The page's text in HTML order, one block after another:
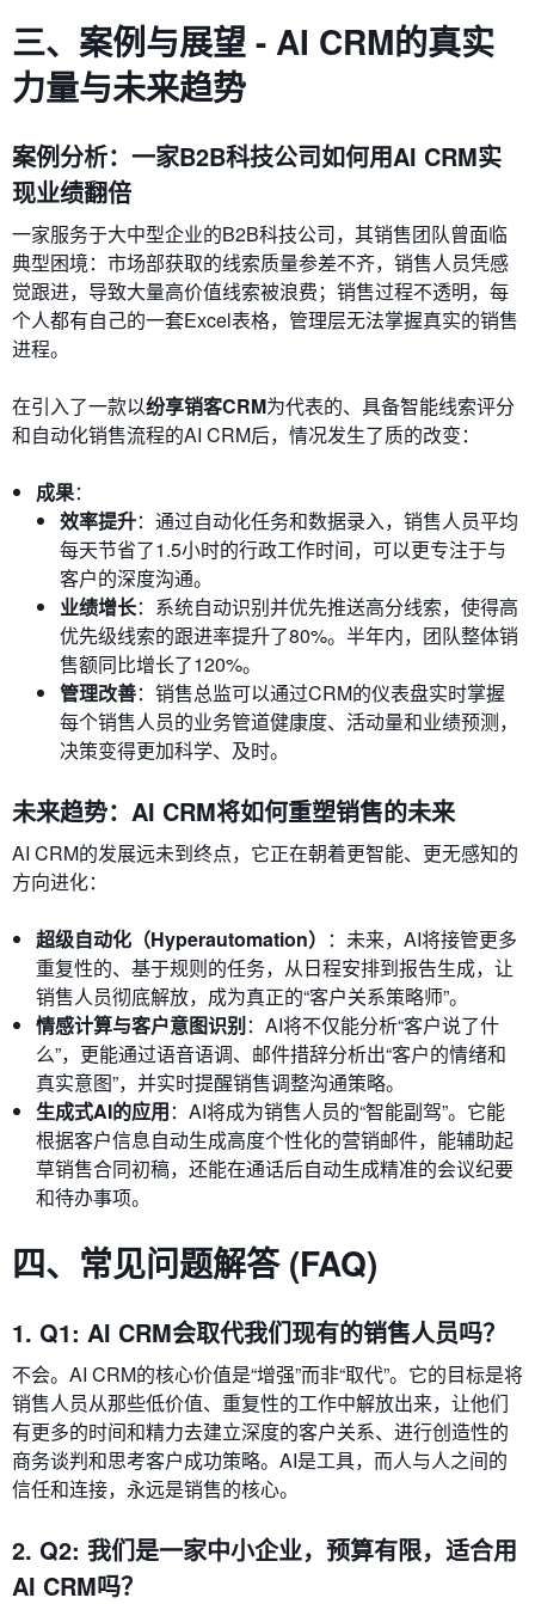
三、案例与展望 - AI CRM的真实
力量与未来趋势
案例分析：一家B2B科技公司如何用AI CRM实
现业绩翻倍
一家服务于大中型企业的B2B科技公司，其销售团队曾面临
典型困境：市场部获取的线索质量参差不齐，销售人员凭感
觉跟进，导致大量高价值线索被浪费；销售过程不透明，每
个人都有自己的一套Excel表格，管理层无法掌握真实的销售
进程。
在引入了一款以纷享销客CRM为代表的、具备智能线索评分
和自动化销售流程的AI CRM后，情况发生了质的改变：
成果：
效率提升：通过自动化任务和数据录入，销售人员平均
每天节省了1.5小时的行政工作时间，可以更专注于与
客户的深度沟通。
业绩增长：系统自动识别并优先推送高分线索，使得高
优先级线索的跟进率提升了80%。半年内，团队整体销
售额同比增长了120%。
管理改善：销售总监可以通过CRM的仪表盘实时掌握
每个销售人员的业务管道健康度、活动量和业绩预测，
决策变得更加科学、及时。
未来趋势：AI CRM将如何重塑销售的未来
AI CRM的发展远未到终点，它正在朝着更智能、更无感知的
方向进化：
超级自动化（Hyperautomation） ：未来，AI将接管更多
重复性的、基于规则的任务，从日程安排到报告生成，让
销售人员彻底解放，成为真正的“客户关系策略师”。
情感计算与客户意图识别：AI将不仅能分析“客户说了什
么”，更能通过语音语调、邮件措辞分析出“客户的情绪和
真实意图”，并实时提醒销售调整沟通策略。
生成式AI的应用：AI将成为销售人员的“智能副驾”。它能
根据客户信息自动生成高度个性化的营销邮件，能辅助起
草销售合同初稿，还能在通话后自动生成精准的会议纪要
和待办事项。
四、常见问题解答 (FAQ)
1. Q1: AI CRM会取代我们现有的销售人员吗？
不会。AI CRM的核心价值是“增强”而非“取代”。它的目标是将
销售人员从那些低价值、重复性的工作中解放出来，让他们
有更多的时间和精力去建立深度的客户关系、进行创造性的
商务谈判和思考客户成功策略。AI是工具，而人与人之间的
信任和连接，永远是销售的核心。
2. Q2: 我们是一家中小企业，预算有限，适合用
AI CRM吗？